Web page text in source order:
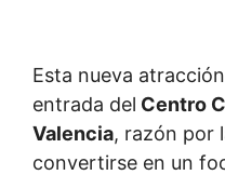
Esta nueva
entrada del Centro
Valencia, razón por
convertirse en un